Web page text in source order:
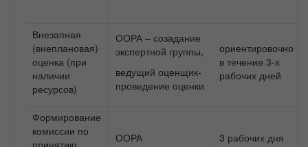
Внезапная
(внеплановая)
оценка (при
наличии
ресурсов)
ООРА – созадание
экспертной группы,
ведущий оценщик-
проведение оценки
ориентировочно
в течение 3-х
рабочих дней
Формирование
комиссии по
принятию
ООРА 3 рабочих дня